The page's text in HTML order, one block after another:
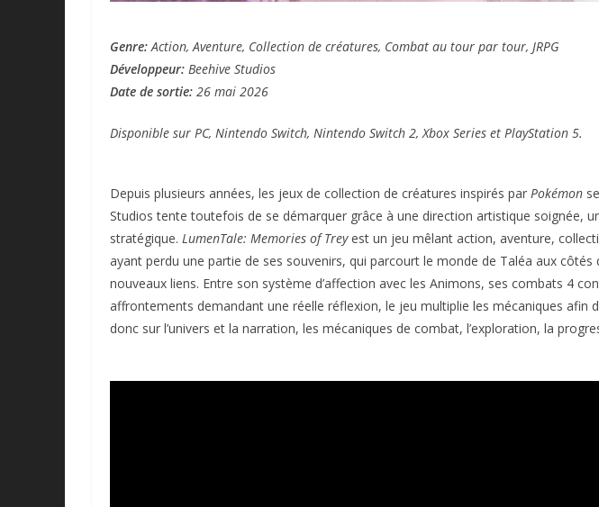
Genre:Action, Aventure, Collection de créatures, Combat au tour par tour, JRPG
Développeur: Beehive Studios
Date de sortie: 26 mai 2026
Disponible sur PC, Nintendo Switch, Nintendo Switch 2, Xbox Series et PlayStation 5.
Depuis plusieurs années, les jeux de collection de créatures inspirés par Pokémon
Studios tente toutefois de se démarquer grâce à une direction artistique
stratégique. LumenTale: Memories of Treyest un jeu mêlant action, aventure,
ayant perdu une partie de ses souvenirs, qui parcourt le monde de Taléa aux
nouveaux liens. Entre son système d’affection avec les Animons, ses combats 4
affrontements demandant une réelle réflexion, le jeu multiplie les mécaniques afin
donc sur l’univers et la narration, les mécaniques de combat, l’exploration, la